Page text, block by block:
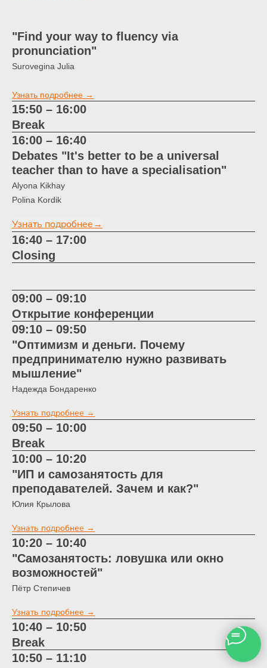
"Find your way to fluency via
pronunciation"
Surovegina Julia
Узнать подробнее →
15:50 – 16:00
Break
16:00 – 16:40
Debates "It's better to be a universal
teacher than to have a specialisation"
Alyona Kikhay
Polina Kordik
Узнать подробнее→
16:40 – 17:00
Closing
09:00 – 09:10
Открытие конференции
09:10 – 09:50
"Оптимизм и деньги. Почему
предпринимателю нужно развивать
мышление"
Надежда Бондаренко
Узнать подробнее →
09:50 – 10:00
Break
10:00 – 10:20
"ИП и самозанятость для
преподавателей. Зачем и как?"
Юлия Крылова
Узнать подробнее →
10:20 – 10:40
"Самозанятость: ловушка или окно
возможностей"
Пётр Степичев
Узнать подробнее →
10:40 – 10:50
Break
10:50 – 11:10